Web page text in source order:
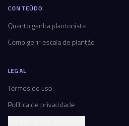
CONTEÚDO
Quanto ganha plantonista
Como gerir escala de plantão
LEGAL
Termos de uso
Política de privacidade